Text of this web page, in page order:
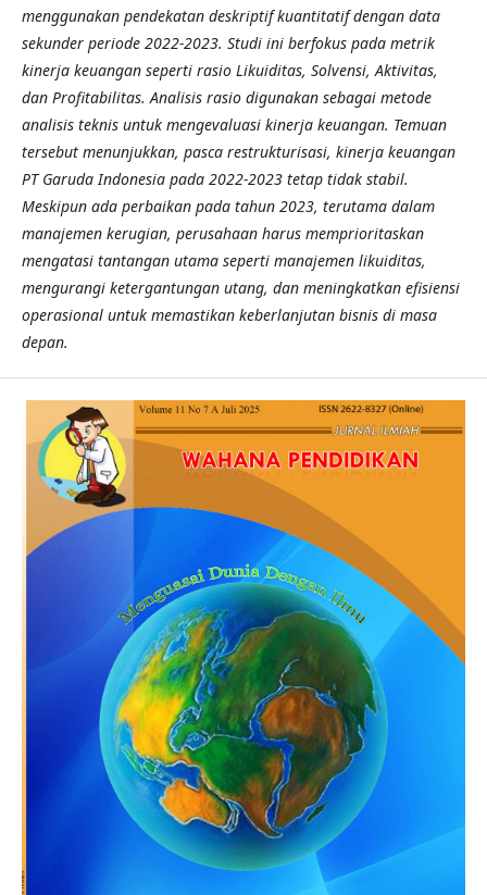
menggunakan pendekatan deskriptif kuantitatif dengan data
sekunder periode 2022-2023. Studi ini berfokus pada metrik
kinerja keuangan seperti rasio Likuiditas, Solvensi, Aktivitas,
dan Profitabilitas. Analisis rasio digunakan sebagai metode
analisis teknis untuk mengevaluasi kinerja keuangan. Temuan
tersebut menunjukkan, pasca restrukturisasi, kinerja keuangan
PT Garuda Indonesia pada 2022-2023 tetap tidak stabil.
Meskipun ada perbaikan pada tahun 2023, terutama dalam
manajemen kerugian, perusahaan harus memprioritaskan
mengatasi tantangan utama seperti manajemen likuiditas,
mengurangi ketergantungan utang, dan meningkatkan efisiensi
operasional untuk memastikan keberlanjutan bisnis di masa
depan.